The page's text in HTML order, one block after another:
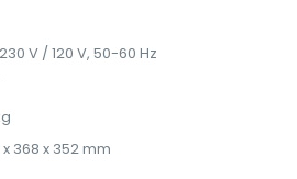
V / 120 V, 50-60 Hz
368 x 352 mm